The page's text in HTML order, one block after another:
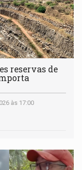
reservas de
às 17:00